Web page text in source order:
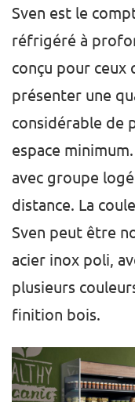
Sven est le
réfrigéré à
conçu pour ceux
présenter une
considérable de
espace
avec groupe
distance. La
Sven peut être
acier inox poli,
plusieurs
finition bois.